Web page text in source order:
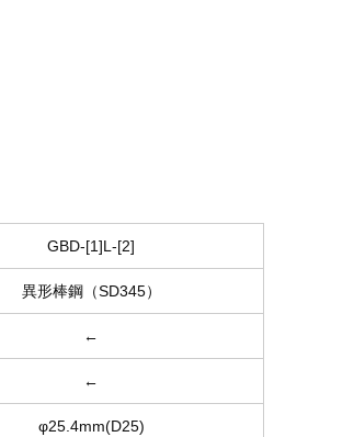
GBD-[1]L-[2]
異形棒鋼（SD345）
←
←
φ25.4mm(D25)